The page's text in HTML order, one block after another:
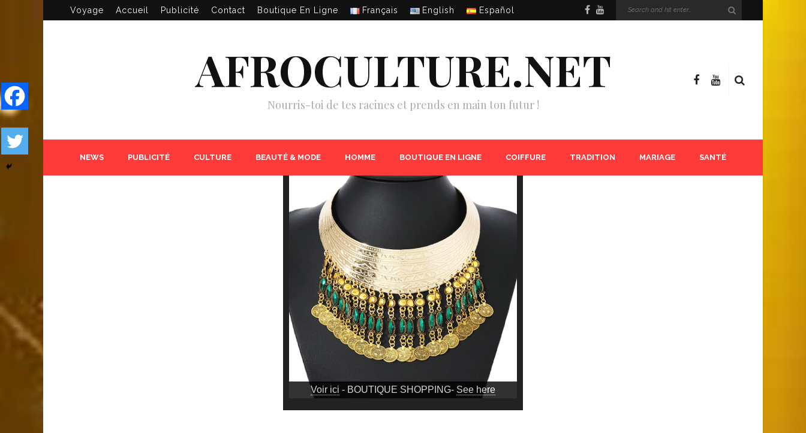
Voyage Accueil Publicité Contact Boutique En Ligne Français English Español
AFROCULTURE.NET
Nourris-toi de tes racines et prends en main ton futur !
NEWS PUBLICITÉ CULTURE BEAUTÉ & MODE HOMME BOUTIQUE EN LIGNE COIFFURE TRADITION MARIAGE SANTÉ
Voir ici - BOUTIQUE SHOPPING- See here